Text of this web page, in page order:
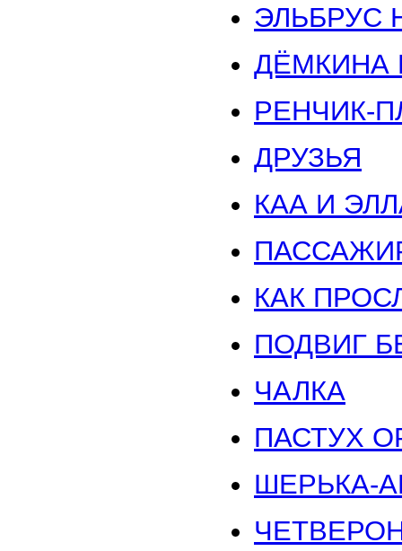
ЭЛЬБРУС
ДЁМКИНА
РЕНЧИК-
ДРУЗЬЯ
КАА И
КАК
ПОДВИГ
ЧАЛКА
ПАСТУХ
ШЕРЬКА-